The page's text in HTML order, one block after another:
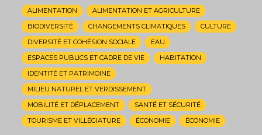
ALIMENTATION
ALIMENTATION ET AGRICULTURE
BIODIVERSITÉ
CHANGEMENTS CLIMATIQUES
CULTURE
DIVERSITÉ ET COHÉSION SOCIALE
EAU
ESPACES PUBLICS ET CADRE DE VIE
HABITATION
IDENTITÉ ET PATRIMOINE
MILIEU NATUREL ET VERDISSEMENT
MOBILITÉ ET DÉPLACEMENT
SANTÉ ET SÉCURITÉ
TOURISME ET VILLÉGIATURE
ÉCONOMIE ÉCONOMIE